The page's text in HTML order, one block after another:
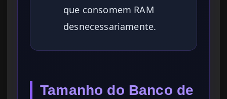
que consomem RAM
desnecessariamente.
Tamanho do Banco de